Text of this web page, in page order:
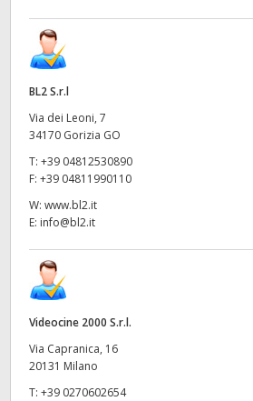
BL2 S.r.l
Via dei Leoni, 7
34170 Gorizia GO
T: +39 04812530890
F: +39 04811990110
W: www.bl2.it
E: info@bl2.it
Videocine 2000 S.r.l.
Via Capranica, 16
20131 Milano
T: +39 0270602654